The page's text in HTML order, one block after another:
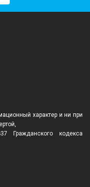
характер и ни при
Гражданского кодекса